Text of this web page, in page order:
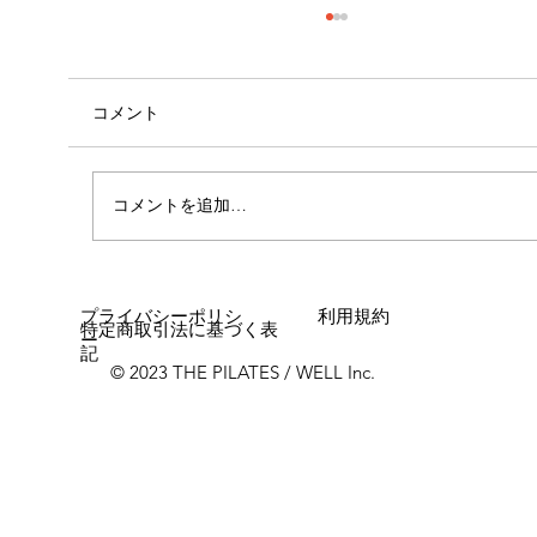
コメント
コメントを追加…
© 2023 THE PILATES / WELL Inc.
プライバシーポリシ
ー
利用規約
特定商取引法に基づく表
記